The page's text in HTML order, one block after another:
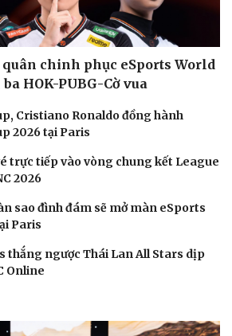
Giải trí
Nghệ sĩ
Thời trang
chinh phục eSports World
HOK-PUBG-Cờ vua
Cristiano Ronaldo đồng hành
2026 tại Paris
trực tiếp vào vòng chung kết League
2026
sao đình đám sẽ mở màn eSports
Paris
thắng ngược Thái Lan All Stars dịp
Online